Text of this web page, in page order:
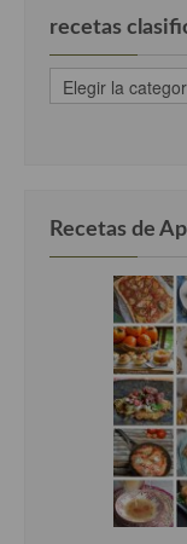
recetas
recetas
clasificadas
Recetas de